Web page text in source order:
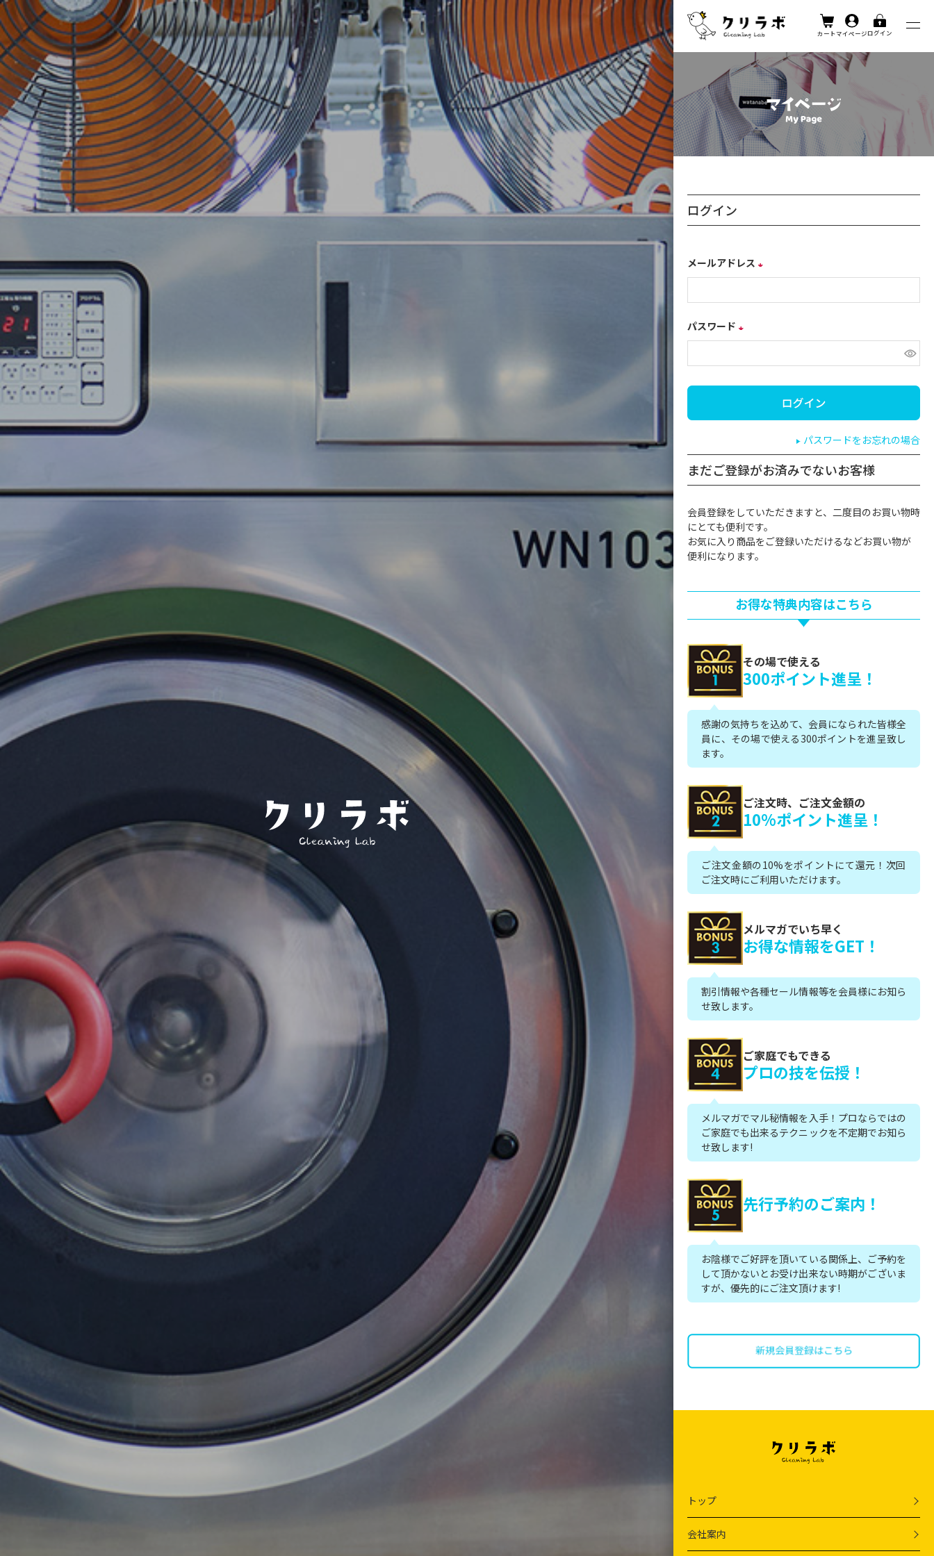
カートマイページログイン
ログイン
メールアドレス
須)
パスワード
須)
パスワードをお忘れの場合
まだご登録がお済みでないお客様
会員登録をしていただきますと、二度目のお買い物時
にとても便利です。
お気に入り商品をご登録いただけるなどお買い物が
便利になります。
お得な特典内容はこちら
その場で使える
300ポイント進呈！
感謝の気持ちを込めて、会員になられた皆様全
員に、その場で使える300ポイントを進呈致し
ます。
ご注文時、ご注文金額の
10%ポイント進呈！
ご注文金額の10%をポイントにて還元！次回
ご注文時にご利用いただけます。
メルマガでいち早く
お得な情報をGET！
割引情報や各種セール情報等を会員様にお知ら
せ致します。
ご家庭でもできる
プロの技を伝授！
メルマガでマル秘情報を入手！プロならではの
ご家庭でも出来るテクニックを不定期でお知ら
せ致します!
先行予約のご案内！
お陰様でご好評を頂いている関係上、ご予約を
して頂かないとお受け出来ない時期がございま
すが、優先的にご注文頂けます!
トップ
会社案内